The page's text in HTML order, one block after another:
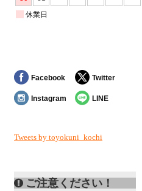
Facebook Twitter
Instagram LINE
Tweets by toyokuni_kochi
ご注意ください！